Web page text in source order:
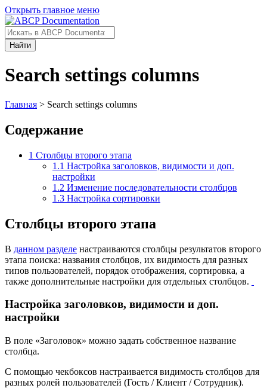
Открыть главное меню
Найти
Search settings columns
Главная > Search settings columns
Содержание
1 Столбцы второго этапа
1.1 Настройка заголовков, видимости и доп.
настройки
1.2 Изменение последовательности столбцов
1.3 Настройка сортировки
Столбцы второго этапа
В данном разделе настраиваются столбцы результатов второго
этапа поиска: названия столбцов, их видимость для разных
типов пользователей, порядок отображения, сортировка, а
также дополнительные настройки для отдельных столбцов.
Настройка заголовков, видимости и доп.
настройки
В поле «Заголовок» можно задать собственное название
столбца.
С помощью чекбоксов настраивается видимость столбцов для
разных ролей пользователей (Гость / Клиент / Сотрудник).